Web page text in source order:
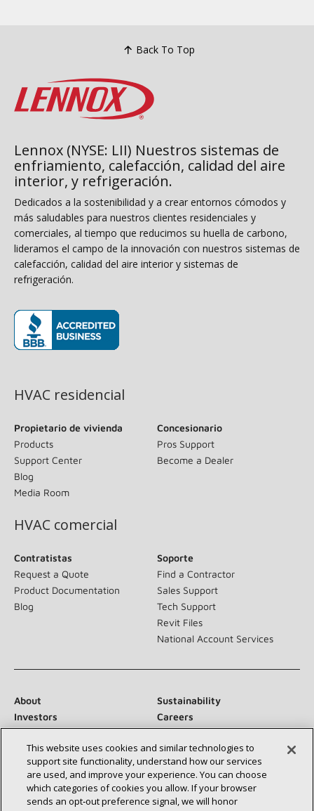
Back To Top
Lennox (NYSE: LII) Nuestros sistemas de
enfriamiento, calefacción, calidad del aire
interior, y refrigeración.
Dedicados a la sostenibilidad y a crear entornos cómodos y
más saludables para nuestros clientes residenciales y
comerciales, al tiempo que reducimos su huella de carbono,
lideramos el campo de la innovación con nuestros sistemas de
calefacción, calidad del aire interior y sistemas de
refrigeración.
HVAC residencial
Propietario de vivienda
Products
Support Center
Blog
Media Room
Concesionario
Pros Support
Become a Dealer
HVAC comercial
Contratistas
Request a Quote
Product Documentation
Blog
Soporte
Find a Contractor
Sales Support
Tech Support
Revit Files
National Account Services
About
Sustainability
Investors
Careers
Suppliers
Contact Us
Newsroom
This website uses cookies and similar technologies to
support site functionality, understand how our services
are used, and improve your experience. You can choose
which categories of cookies you allow. If your browser
sends an opt‑out preference signal, we will honor